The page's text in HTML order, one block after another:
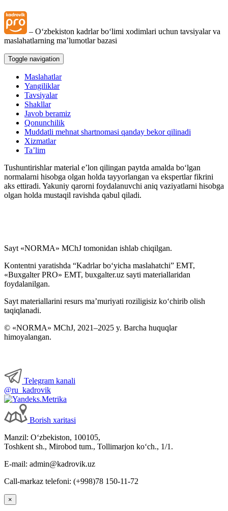
– Oʻzbekiston kadrlar boʻlimi хodimlari uchun tavsiyalar va
maslahatlarning ma’lumotlar bazasi
Toggle navigation
Maslahatlar
Yangiliklar
Tavsiyalar
Shakllar
Javob beramiz
Qonunchilik
Muddatli mehnat shartnomasi qanday bekor qilinadi
Xizmatlar
Ta’lim
Tushuntirishlar material e’lon qilingan paytda amalda boʻlgan
normalarni hisobga olgan holda tayyorlangan va ekspertlar fikrini
aks ettiradi. Yakuniy qarorni foydalanuvchi aniq vaziyatlarni hisobga
olgan holda mustaqil ravishda qabul qiladi.
Sayt «NORMA» MChJ tomonidan ishlab chiqilgan.
Kontentni yaratishda “Kadrlar boʻyicha maslahatchi” EMT,
«Buxgalter PRO» EMT, buxgalter.uz sayti materiallaridan
foydalanilgan.
Sayt materiallarini resurs ma’muriyati roziligisiz koʻchirib olish
taqiqlanadi.
© «NORMA» MChJ, 2021–2025 y. Barcha huquqlar
himoyalangan.
Telegram kanali
@ru_kadrovik
Borish хaritasi
Manzil: Oʻzbekiston, 100105,
Toshkent sh., Mirobod tum., Tollimarjon koʻch., 1/1.
E-mail: admin@kadrovik.uz
Call-markaz telefoni: (+998)78 150-11-72
×